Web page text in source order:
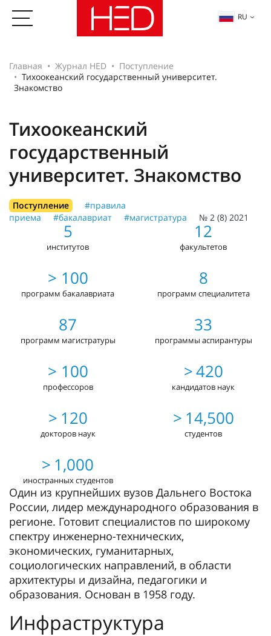
RU
Главная Журнал HED
Поступление
Тихоокеанский государственный университет.
Знакомство
Тихоокеанский
государственный
университет. Знакомство
Поступление
#правила
приема
#бакалавриат #магистратура № 2 (8) 2021
5
институтов
12
факультетов
> 100
программ бакалавриата
8
программ специалитета
87
программ магистратуры
33
программы аспирантуры
> 100
профессоров
> 420
кандидатов наук
> 120
докторов наук
> 14,500
студентов
> 1,000
иностранных студентов
Один из крупнейших вузов Дальнего Востока
России, лидер международного образования в
регионе. Готовит специалистов по широкому
спектру инженерно-технических,
экономических, гуманитарных,
социологических направлений, в области
архитектуры и дизайна, педагогики и
образования. Основан в 1958 году.
Инфраструктура